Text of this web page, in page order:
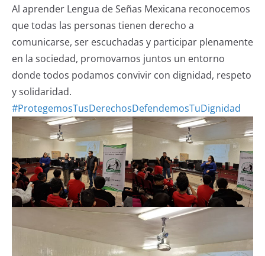
Al aprender Lengua de Señas Mexicana reconocemos
que todas las personas tienen derecho a
comunicarse, ser escuchadas y participar plenamente
en la sociedad, promovamos juntos un entorno
donde todos podamos convivir con dignidad, respeto
y solidaridad.
#ProtegemosTusDerechosDefendemosTuDignidad